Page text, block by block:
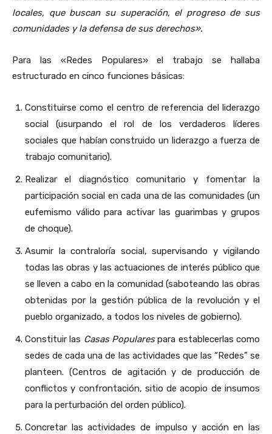
locales, que buscan su superación, el progreso de sus
comunidades y la defensa de sus derechos».
Para las «Redes Populares» el trabajo se hallaba
estructurado en cinco funciones básicas:
Constituirse como el centro de referencia del liderazgo
social (usurpando el rol de los verdaderos líderes
sociales que habían construido un liderazgo a fuerza de
trabajo comunitario).
Realizar el diagnóstico comunitario y fomentar la
participación social en cada una de las comunidades (un
eufemismo válido para activar las guarimbas y grupos
de choque).
Asumir la contraloría social, supervisando y vigilando
todas las obras y las actuaciones de interés público que
se lleven a cabo en la comunidad (saboteando las obras
obtenidas por la gestión pública de la revolución y el
pueblo organizado, a todos los niveles de gobierno).
Constituir las Casas Popularespara establecerlas como
sedes de cada una de las actividades que las “Redes” se
planteen. (Centros de agitación y de producción de
conflictos y confrontación, sitio de acopio de insumos
para la perturbación del orden público).
Concretar las actividades de impulso y acción en las